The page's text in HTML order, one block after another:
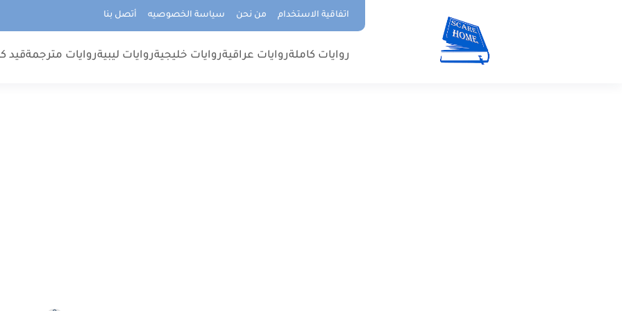
اتفاقية الاستخدام من نحن سياسة الخصوصيه أتصل بنا
روايات كاملةروايات عراقيةروايات خليجيةروايات ليبيةروايات مترجمةقيد